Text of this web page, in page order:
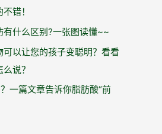
错！
有什么区别?一张图读懂~~
可以让您的孩子变聪明？看看
说？
一篇文章告诉你脂肪酸“前